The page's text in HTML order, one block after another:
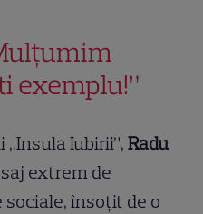
exemplu!”
Iubirii”,Radu
extrem de
însoțit de o